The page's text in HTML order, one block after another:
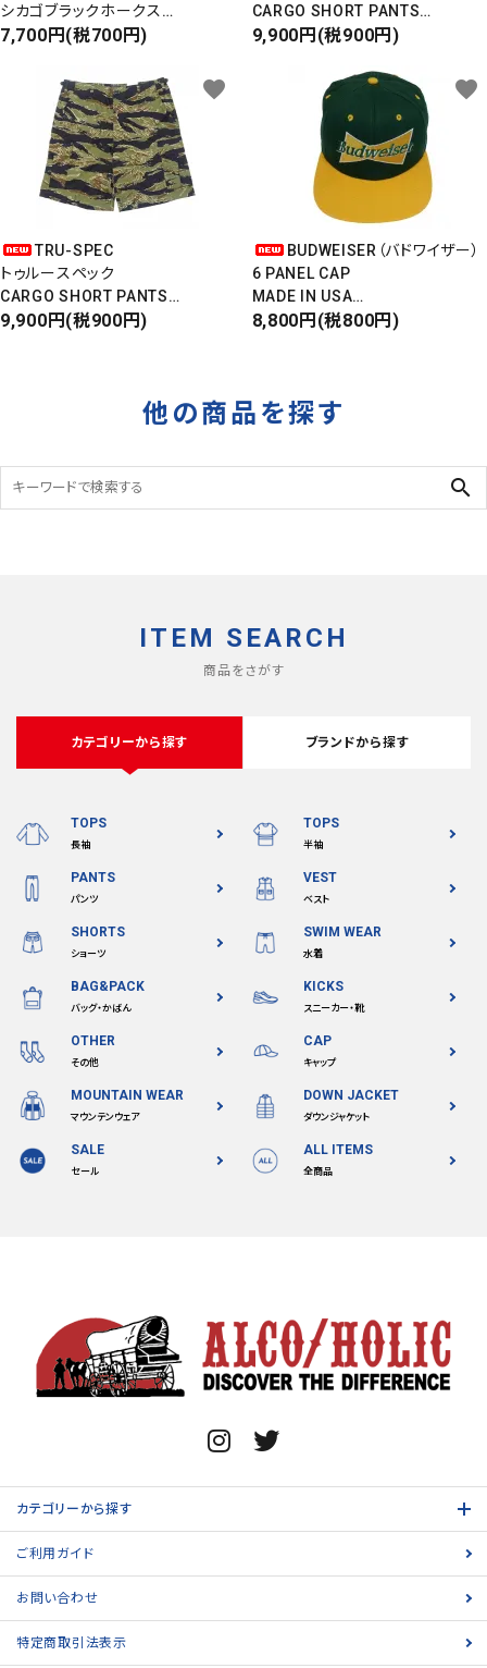
シカゴブラックホークス
半袖Tシャツ
7,700円(税700円)
CARGO SHORT PANTS
カーゴショートパンツ
タイガーカモ
9,900円(税900円)
TRU-SPEC
トゥルースペック
CARGO SHORT PANTS
カーゴショートパンツ
9,900円(税900円)
favorite
BUDWEISER（バドワイザー）
6 PANEL CAP
MADE IN USA
Front Design
8,800円(税800円)
favorite
他の商品を探す
search
ITEM SEARCH
商品をさがす
カテゴリーから探す ブランドから探す
TOPS
長袖
TOPS
半袖
PANTS
パンツ
VEST
ベスト
SHORTS
ショーツ
SWIM WEAR
水着
BAG&PACK
バッグ・かばん
KICKS
スニーカー・靴
OTHER
その他
CAP
キャップ
MOUNTAIN WEAR
マウンテンウェア
DOWN JACKET
ダウンジャケット
SALE
セール
ALL ITEMS
全商品
カテゴリーから探す
ご利用ガイド
お問い合わせ
特定商取引法表示